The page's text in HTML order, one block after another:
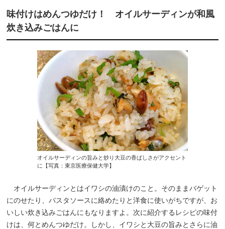
味付けはめんつゆだけ！ オイルサーディンが和風
炊き込みごはんに
オイルサーディンの旨みと炒り大豆の香ばしさがアクセント
に【写真：東京医療保健大学】
オイルサーディンとはイワシの油漬けのこと。そのままバゲット
にのせたり、パスタソースに絡めたりと洋食に使いがちですが、お
いしい炊き込みごはんにもなりますよ。次に紹介するレシピの味付
けは、何とめんつゆだけ。しかし、イワシと大豆の旨みとさらに油